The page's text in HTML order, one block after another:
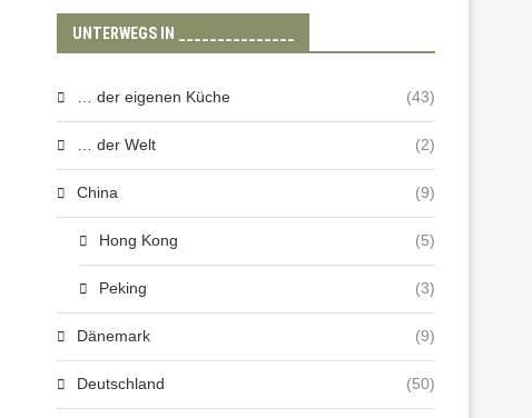
UNTERWEGS IN _______________
… der eigenen Küche (43)
… der Welt (2)
China (9)
Hong Kong (5)
Peking (3)
Dänemark (9)
Deutschland (50)